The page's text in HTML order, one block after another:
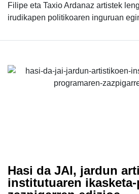
Filipe eta Taxio Ardanaz artistek
irudikapen politikoaren inguruan
Hasi da JAI, jardun
institutuaren